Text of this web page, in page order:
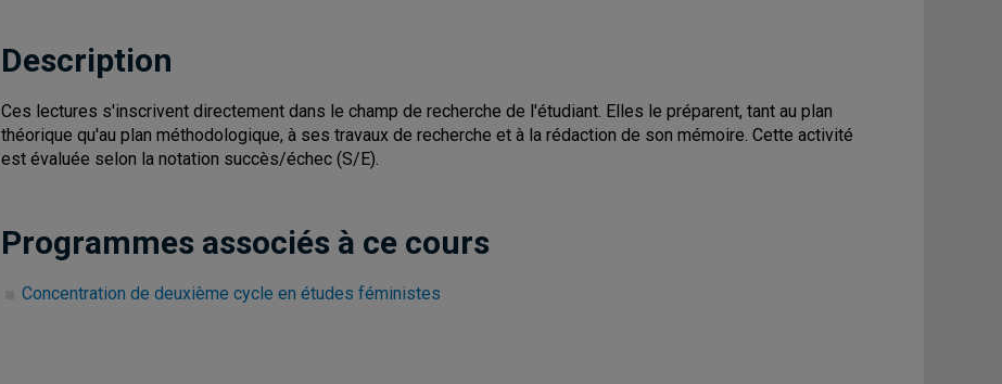
Description
Ces lectures s'inscrivent directement dans le champ de recherche de l'étudiant. Elles le préparent, tant au plan
théorique qu'au plan méthodologique, à ses travaux de recherche et à la rédaction de son mémoire. Cette activité
est évaluée selon la notation succès/échec (S/E).
Programmes associés à ce cours
Concentration de deuxième cycle en études féministes